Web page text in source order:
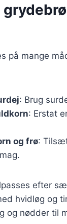
på mange
: Brug
: Erstat
og frø:
efter
hvidløg og
og nødder til